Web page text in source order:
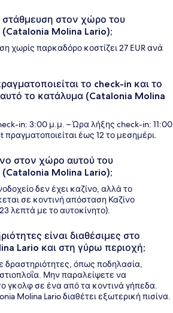
στάθμευση στον χώρο του
Molina Lario);
χωρίς παρκαδόρο κοστίζει 27 EUR ανά
το check-in και το
το κατάλυμα (Catalonia Molina
in: 3:00 μ.μ. – Ώρα λήξης check-in: 11:00
έως 12 το μεσημέρι.
στον χώρο αυτού του
Molina Lario);
δεν έχει καζίνο, αλλά το
σε κοντινή απόσταση Καζίνο
λεπτά με το αυτοκίνητο).
είναι διαθέσιμες στο
Lario και στη γύρω περιοχή;
δραστηριότητες, όπως ποδηλασία,
Μην παραλείψετε να
γκολφ σε ένα από τα κοντινά γήπεδα.
Molina Lario διαθέτει εξωτερική πισίνα.